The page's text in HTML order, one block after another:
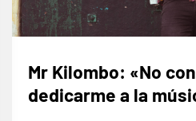
Mr Kilombo: «No
dedicarme a la